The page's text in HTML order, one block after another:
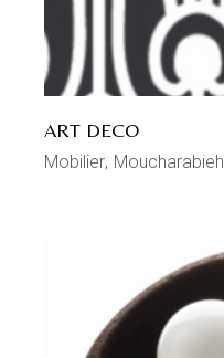
ART DECO
Mobilier Moucharabieh